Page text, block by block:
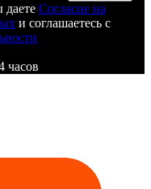
Согласие на
и соглашаетесь с
часов